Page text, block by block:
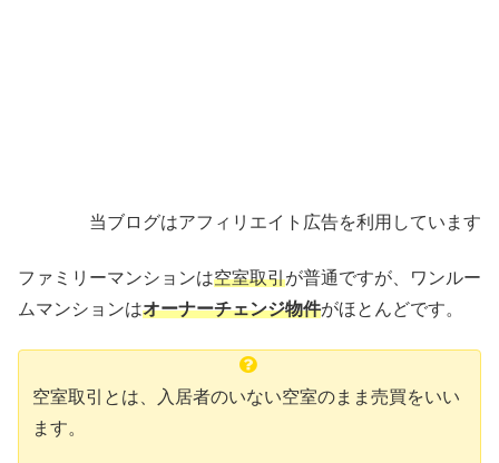
当ブログはアフィリエイト広告を利用しています
ファミリーマンションは空室取引が普通ですが、ワンルー
ムマンションはオーナーチェンジ物件がほとんどです。
空室取引とは、入居者のいない空室のまま売買をいい
ます。